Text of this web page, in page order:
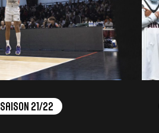
Saison 21/22